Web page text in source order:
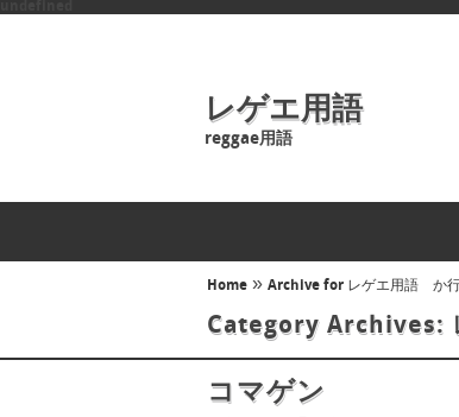
レゲエ用語
reggae用語
Home » Archive for レゲエ用語 か
Category Archives:
コマゲン